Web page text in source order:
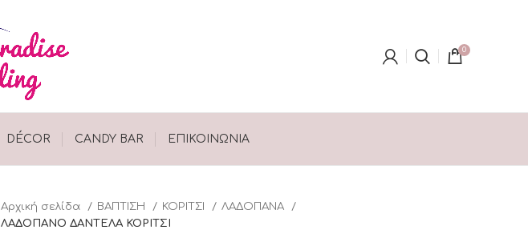
0
DÉCOR CANDY BAR ΕΠΙΚΟΙΝΩΝΊΑ
Αρχική σελίδα ΒΑΠΤΙΣΗ ΚΟΡΙΤΣΙ
ΛΑΔΟΠΑΝΑ
ΛΑΔΟΠΑΝΟ ΔΑΝΤΕΛΑ ΚΟΡΙΤΣΙ